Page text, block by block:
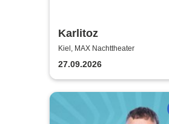
Karlitoz
Kiel, MAX Nachttheater
27.09.2026